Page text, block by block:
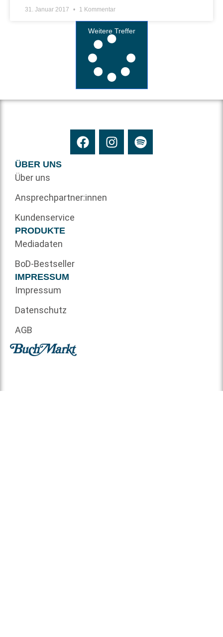
31. Januar 2017 1 Kommentar
Weitere Treffer
ÜBER UNS
Über uns
Ansprechpartner:innen
Kundenservice
PRODUKTE
Mediadaten
BoD-Bestseller
IMPRESSUM
Impressum
Datenschutz
AGB